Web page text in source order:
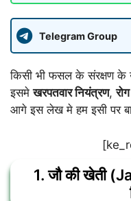
Telegram Group
किसी भी फसल के संरक्षण के
इसमेखरपतवार नियंत्रण,
आगे इस लेख मे हम इसी पर
1. जौ की खेती